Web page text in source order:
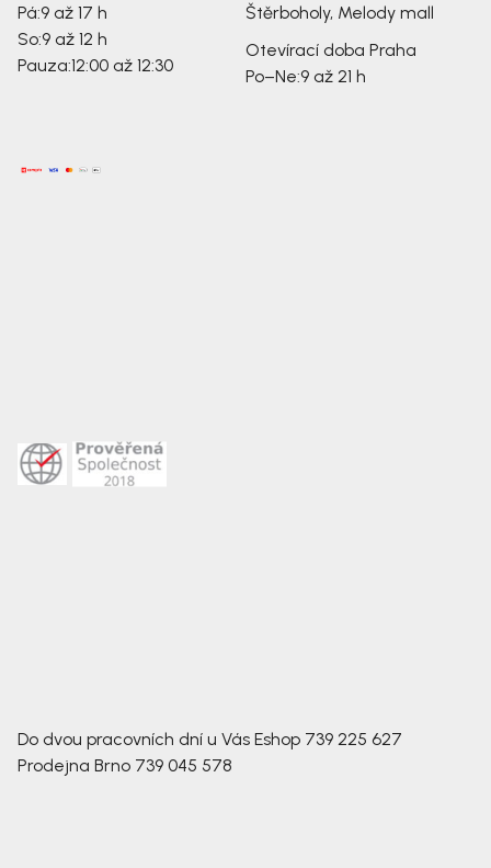
Pá:9 až 17 h
So:9 až 12 h
Pauza:12:00 až 12:30
Štěrboholy, Melody mall
Otevírací doba Praha
Po–Ne:9 až 21 h
Do dvou pracovních dní u Vás Eshop 739 225 627
Prodejna Brno 739 045 578